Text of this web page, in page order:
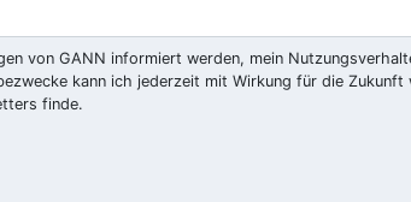
von GANN informiert werden, mein
kann ich jederzeit mit Wirkung für die
finde.